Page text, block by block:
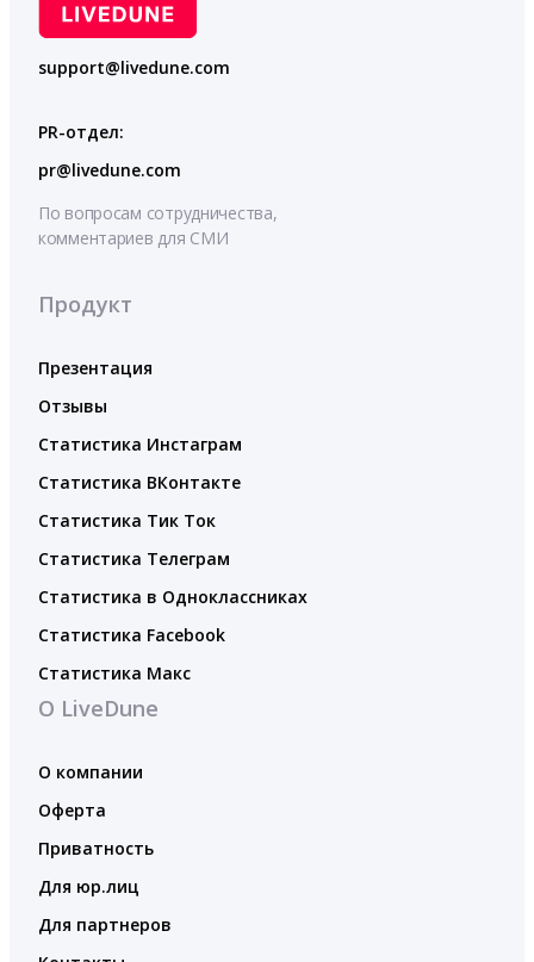
support@livedune.com
PR-отдел:
pr@livedune.com
По вопросам сотрудничества,
комментариев для СМИ
Продукт
Презентация
Отзывы
Статистика Инстаграм
Статистика ВКонтакте
Статистика Тик Ток
Статистика Телеграм
Статистика в Одноклассниках
Статистика Facebook
Статистика Макс
О LiveDune
О компании
Оферта
Приватность
Для юр.лиц
Для партнеров